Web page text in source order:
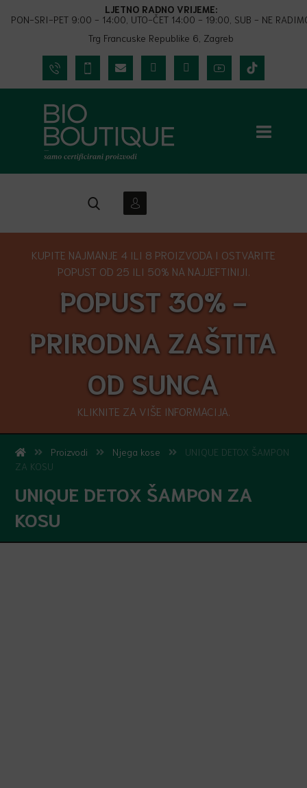
LJETNO RADNO VRIJEME:
PON-SRI-PET 9:00 - 14:00, UTO-ČET 14:00 - 19:00, SUB - NE
Trg Francuske Republike 6, Zagreb
KUPITE NAJMANJE 4 ILI 8 PROIZVODA I OSTVARITE
POPUST OD 25 ILI 50% NA NAJJEFTINIJI.
POPUST 30% -
PRIRODNA ZAŠTITA
OD SUNCA
KLIKNITE ZA VIŠE INFORMACIJA.
Proizvodi Njega kose
UNIQUE DETOX ŠAMPON
ZA KOSU
UNIQUE DETOX ŠAMPON ZA
KOSU